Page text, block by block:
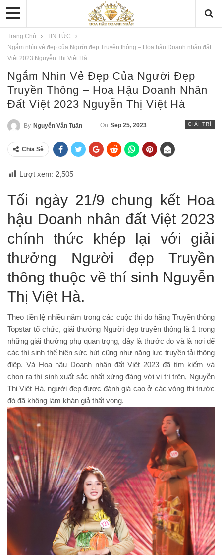
Trang Chủ
TIN TỨC
Ngắm nhìn vẻ đẹp của Người đẹp Truyền thông – Hoa hậu Doanh nhân đất
Việt 2023 Nguyễn Thị Việt Hà
Ngắm Nhìn Vẻ Đẹp Của Người Đẹp
Truyền Thông – Hoa Hậu Doanh Nhân
Đất Việt 2023 Nguyễn Thị Việt Hà
GIẢI TRÍ
By Nguyễn Văn Tuấn On Sep 25, 2023
Chia Sẽ
Lượt xem: 2,505
Tối ngày 21/9 chung kết Hoa
hậu Doanh nhân đất Việt 2023
chính thức khép lại với giải
thưởng Người đẹp Truyền
thông thuộc về thí sinh Nguyễn
Thị Việt Hà.
Theo tiền lệ nhiều năm trong các cuộc thi do hãng Truyền thông
Topstar tổ chức, giải thưởng Người đẹp truyền thông là 1 trong
những giải thưởng phụ quan trọng, đây là thước đo và là nơi để
các thí sinh thể hiện sức hút cũng như năng lực truyền tải thông
điệp. Và Hoa hậu Doanh nhân đất Việt 2023 đã tìm kiếm và
chọn ra thí sinh xuất sắc nhất xứng đáng với vị trí trên, Nguyễn
Thị Việt Hà, người đẹp được đánh giá cao ở các vòng thi trước
đó đã không làm khán giả thất vọng.